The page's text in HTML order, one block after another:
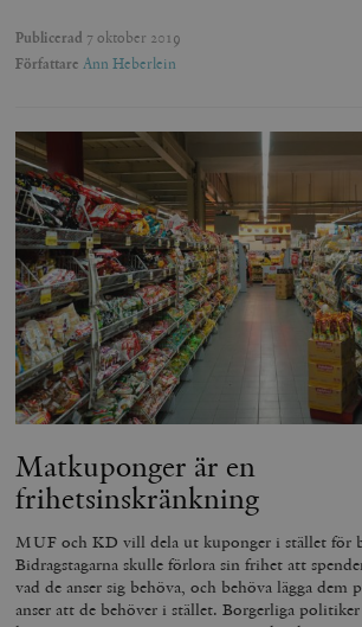
Publicerad 7 oktober 2019
Författare Ann Heberlein
Matkuponger är en
frihetsinskränkning
MUF och KD vill dela ut kuponger i stället för
Bidragstagarna skulle förlora sin frihet att
vad de anser sig behöva, och behöva lägga dem
anser att de behöver i stället. Borgerliga